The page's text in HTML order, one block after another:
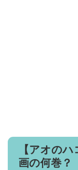
【アオの
画の何巻？